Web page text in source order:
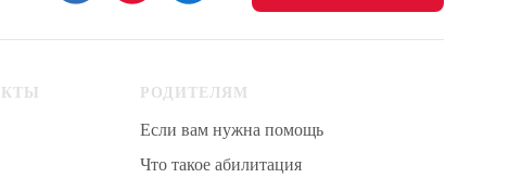
РОДИТЕЛЯМ
Если вам нужна помощь
Что такое абилитация